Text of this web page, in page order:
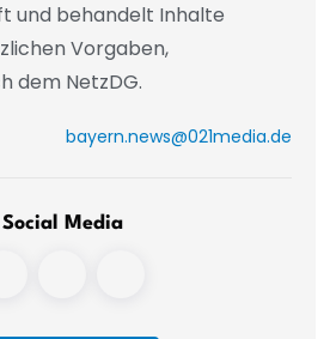
und behandelt Inhalte
Vorgaben,
dem NetzDG.
bayern.news@021media.de
Social Media